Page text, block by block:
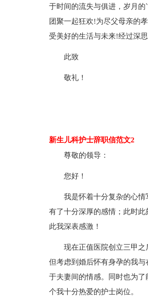
于时间的流失与俱进，岁月
团聚一起狂欢!为尽父母亲的
受美好的生活与未来!经过深
此致
敬礼！
新生儿科护士辞职信范文2
尊敬的领导：
您好！
我是怀着十分复杂的心
有了十分深厚的感情；此时
此我深表感激！
现在正值医院创立三甲之
但考虑到婚后怀有身孕的我
于夫妻间的情感。同时也为
个我十分热爱的护士岗位。